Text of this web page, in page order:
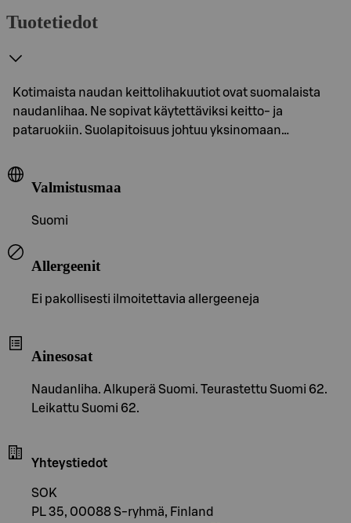
Tuotetiedot
Kotimaista naudan keittolihakuutiot ovat suomalaista
naudanlihaa. Ne sopivat käytettäviksi keitto- ja
pataruokiin. Suolapitoisuus johtuu yksinomaan…
Valmistusmaa
Suomi
Allergeenit
Ei pakollisesti ilmoitettavia allergeeneja
Ainesosat
Naudanliha. Alkuperä Suomi. Teurastettu Suomi 62.
Leikattu Suomi 62.
Yhteystiedot
SOK
PL 35, 00088 S-ryhmä, Finland